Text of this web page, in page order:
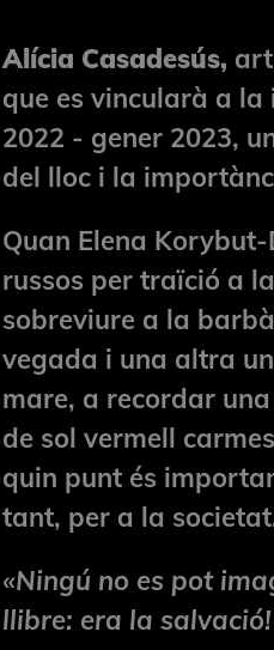
Alícia Casadesús,
que es vincularà a
2022 - gener 2023,
del lloc i la
Quan Elena
russos per traïció a
sobreviure a la
vegada i una altra
mare, a recordar
de sol vermell
quin punt és
tant, per a la
«Ningú no es pot
llibre: era la